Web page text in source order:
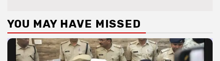
YOU MAY HAVE MISSED